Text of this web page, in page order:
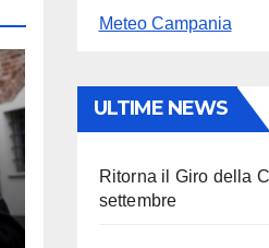
Meteo Campania
ULTIME NEWS
Ritorna il Giro della
settembre